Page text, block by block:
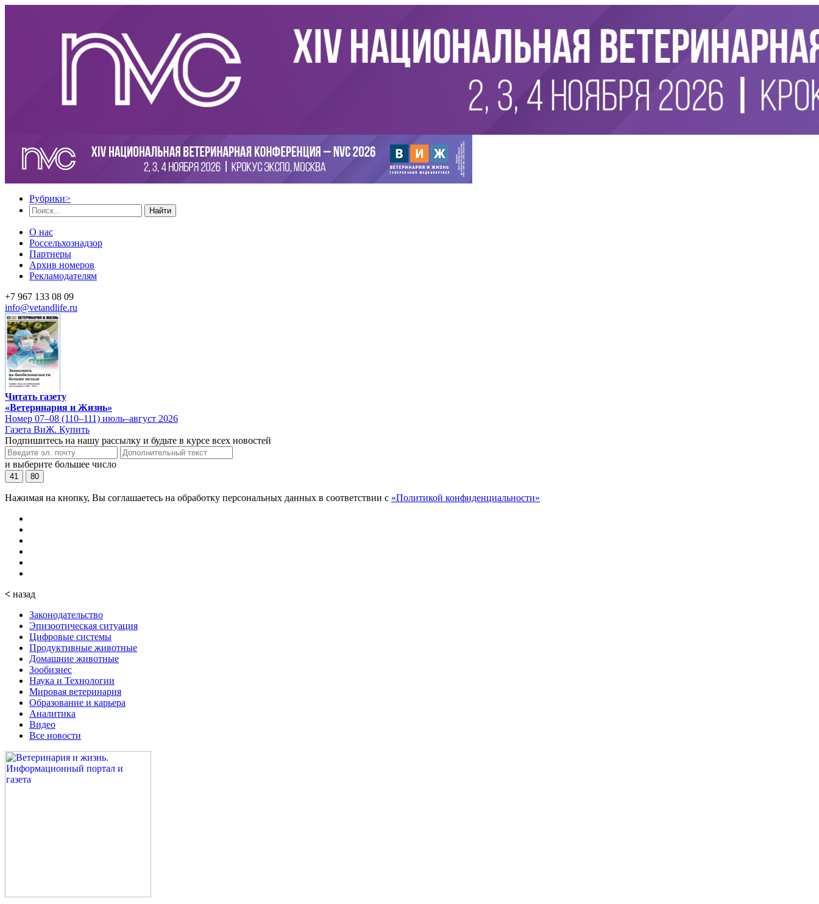
Рубрики>
Найти
О нас
Россельхознадзор
Партнеры
Архив номеров
Рекламодателям
+7 967 133 08 09
info@vetandlife.ru
Читать газету
«Ветеринария и Жизнь»
Номер 07–08 (110–111) июль–август 2026
Газета ВиЖ. Купить
Подпишитесь на нашу рассылку и будьте в курсе всех новостей
и выберите большее число
41 80
Нажимая на кнопку, Вы соглашаетесь на обработку персональных данных в соответствии с «Политикой конфиденциальности»
< назад
Законодательство
Эпизоотическая ситуация
Цифровые системы
Продуктивные животные
Домашние животные
Зообизнес
Наука и Технологии
Мировая ветеринария
Образование и карьера
Аналитика
Видео
Все новости